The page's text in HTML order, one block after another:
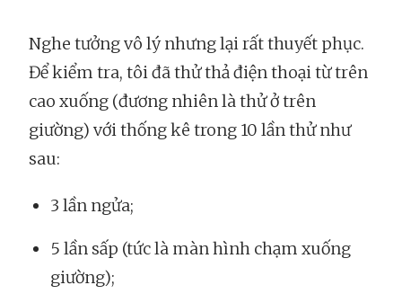
Nghe tưởng vô lý nhưng lại rất thuyết phục.
Để kiểm tra, tôi đã thử thả điện thoại từ trên
cao xuống (đương nhiên là thử ở trên
giường) với thống kê trong 10 lần thử như
sau:
3 lần ngửa;
5 lần sấp (tức là màn hình chạm xuống
giường);